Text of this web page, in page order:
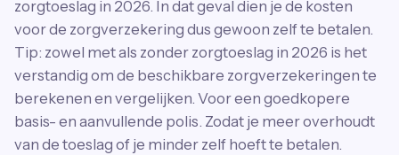
zorgtoeslag in 2026. In dat geval dien je de kosten
voor de zorgverzekering dus gewoon zelf te betalen.
Tip: zowel met als zonder zorgtoeslag in 2026 is het
verstandig om de beschikbare zorgverzekeringen te
berekenen en vergelijken. Voor een goedkopere
basis- en aanvullende polis. Zodat je meer overhoudt
van de toeslag of je minder zelf hoeft te betalen.